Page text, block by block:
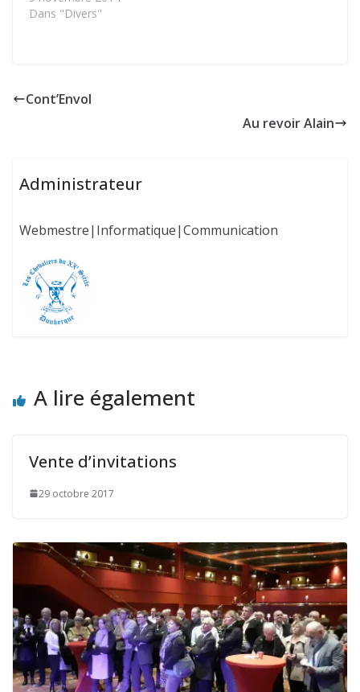
Dans "Divers"
Cont’Envol
Au revoir Alain
Administrateur
Webmestre|Informatique|Communication
A lire également
Vente d’invitations
29 octobre 2017